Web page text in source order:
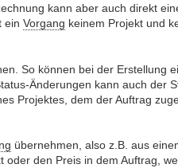
kann aber auch direkt
ein Vorgang keinem Projekt und
So können bei der Erstellung
Änderungen kann auch der
Projektes, dem der Auftrag
übernehmen, also z.B. aus
oder den Preis in dem Auftrag,